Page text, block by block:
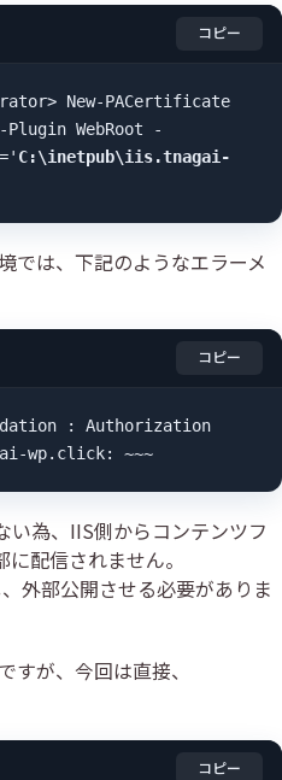
コピー
New-PACertificate
WebRoot -
C:\inetpub\iis.tnagai-
では、下記のようなエラーメ
コピー
: Authorization
wp.click: ~~~
い為、IIS側からコンテンツフ
配信されません。
外部公開させる必要がありま
すが、今回は直接、
コピー